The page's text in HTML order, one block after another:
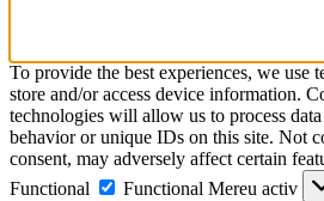
To provide the best experiences, we use
store and/or access device information.
technologies will allow us to process
behavior or unique IDs on this site. Not
consent, may adversely affect certain
Functional
Functional Mereu activ